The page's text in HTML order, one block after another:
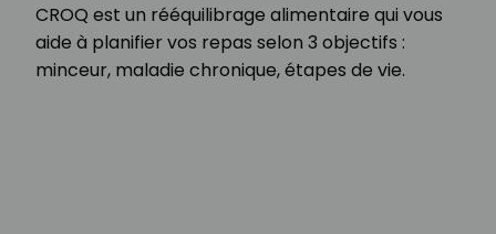
CROQ est un rééquilibrage alimentaire qui vous
aide à planifier vos repas selon 3 objectifs :
minceur, maladie chronique, étapes de vie.